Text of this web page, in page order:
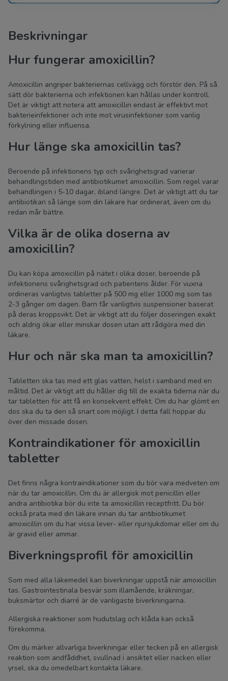
Beskrivningar
Hur fungerar amoxicillin?
Amoxicillin angriper bakteriernas cellvägg och förstör den. På så
sätt dör bakterierna och infektionen kan hållas under kontroll.
Det är viktigt att notera att amoxicillin endast är effektivt mot
bakterieinfektioner och inte mot virusinfektioner som vanlig
förkylning eller influensa.
Hur länge ska amoxicillin tas?
Beroende på infektionens typ och svårighetsgrad varierar
behandlingstiden med antibiotikumet amoxicillin. Som regel varar
behandlingen i 5-10 dagar, ibland längre. Det är viktigt att du tar
antibiotikan så länge som din läkare har ordinerat, även om du
redan mår bättre.
Vilka är de olika doserna av
amoxicillin?
Du kan köpa amoxicillin på nätet i olika doser, beroende på
infektionens svårighetsgrad och patientens ålder. För vuxna
ordineras vanligtvis tabletter på 500 mg eller 1000 mg som tas
2-3 gånger om dagen. Barn får vanligtvis suspensioner baserat
på deras kroppsvikt. Det är viktigt att du följer doseringen exakt
och aldrig ökar eller minskar dosen utan att rådgöra med din
läkare.
Hur och när ska man ta amoxicillin?
Tabletten ska tas med ett glas vatten, helst i samband med en
måltid. Det är viktigt att du håller dig till de exakta tiderna när du
tar tabletten för att få en konsekvent effekt. Om du har glömt en
dos ska du ta den så snart som möjligt. I detta fall hoppar du
över den missade dosen.
Kontraindikationer för amoxicillin
tabletter
Det finns några kontraindikationer som du bör vara medveten om
när du tar amoxicillin. Om du är allergisk mot penicillin eller
andra antibiotika bör du inte ta amoxicillin receptfritt. Du bör
också prata med din läkare innan du tar antibiotikumet
amoxicillin om du har vissa lever- eller njursjukdomar eller om du
är gravid eller ammar.
Biverkningsprofil för amoxicillin
Som med alla läkemedel kan biverkningar uppstå när amoxicillin
tas. Gastrointestinala besvär som illamående, kräkningar,
buksmärtor och diarré är de vanligaste biverkningarna.
Allergiska reaktioner som hudutslag och klåda kan också
förekomma.
Om du märker allvarliga biverkningar eller tecken på en allergisk
reaktion som andfåddhet, svullnad i ansiktet eller nacken eller
yrsel, ska du omedelbart kontakta läkare.